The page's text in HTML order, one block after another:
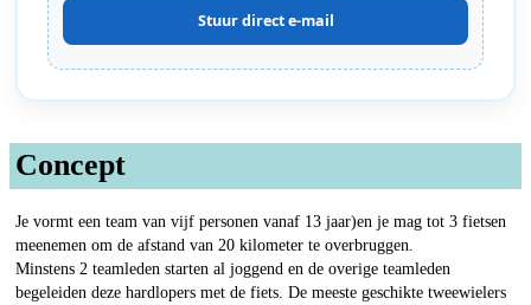
Stuur direct e-mail
Concept
Je vormt een team van vijf personen vanaf 13 jaar)en je mag tot 3 fietsen
meenemen om de afstand van 20 kilometer te overbruggen.
Minstens 2 teamleden starten al joggend en de overige teamleden
begeleiden deze hardlopers met de fiets. De meeste geschikte tweewielers